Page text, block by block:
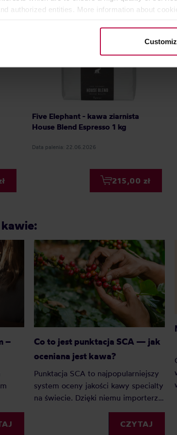
authorized entities. More information about
Five Elephant - kawa ziarnista
House Blend Espresso 1 kg
Data palenia: 22.06.2026
215,00 zł
–
kawą
Co to jest punktacja SCA — jak
oceniana jest kawa?
Punktacja SCA to najpopularniejszy
system oceny jakości kawy specialty
na świecie. Dzięki niemu importerzy,
palarnie i konsumenci mogą
porównywać kawy wedługCZYTAJ